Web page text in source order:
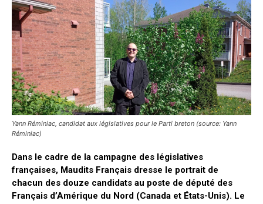
Yann Réminiac, candidat aux législatives pour le Parti breton (source: Yann
Réminiac)
Dans le cadre de la campagne des législatives
françaises, Maudits Français dresse le portrait de
chacun des douze candidats au poste de député des
Français d’Amérique du Nord (Canada et États-Unis). Le